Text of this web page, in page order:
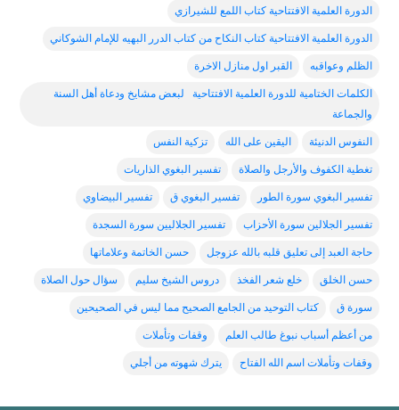
الدورة العلمية الافتتاحية كتاب اللمع للشيرازي
الدورة العلمية الافتتاحية كتاب النكاح من كتاب الدرر البهيه للإمام الشوكاني
الظلم وعواقبه القبر اول منازل الاخرة
الكلمات الختامية للدورة العلمية الافتتاحية لبعض مشايخ ودعاة أهل السنة
والجماعة
النفوس الدنيئة اليقين على الله تزكية النفس
تغطية الكفوف والأرجل والصلاة تفسير البغوي الذاريات
تفسير البغوي سورة الطور تفسير البغوي ق تفسير البيضاوي
تفسير الجلالين سورة الأحزاب تفسير الجلاليين سورة السجدة
حاجة العبد إلى تعليق قلبه بالله عزوجل حسن الخاتمة وعلاماتها
حسن الخلق خلع شعر الفخذ دروس الشيخ سليم سؤال حول الصلاة
سورة ق كتاب التوحيد من الجامع الصحيح مما ليس في الصحيحين
من أعظم أسباب نبوغ طالب العلم وقفات وتأملات
وقفات وتأملات اسم الله الفتاح يترك شهوته من أجلي